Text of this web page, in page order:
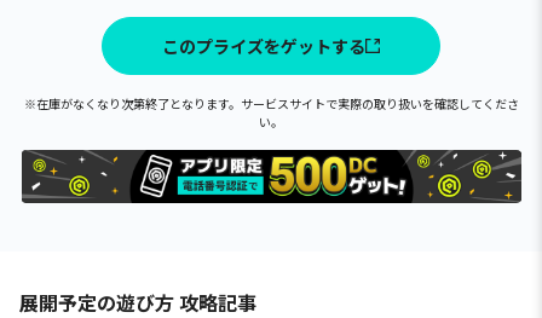
このプライズをゲットする
※在庫がなくなり次第終了となります。サービスサイトで実際の取り扱いを確認してくださ
い。
展開予定の遊び方 攻略記事